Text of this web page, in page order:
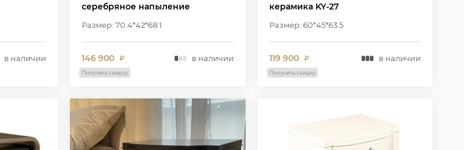
в наличии
серебряное напыление
Размер: 70.4*42*68.1
146 900 ₽ в наличии
Получить скидку
керамика KY-27
Размер: 60*45*63.5
119 900 ₽ в наличии
Получить скидку